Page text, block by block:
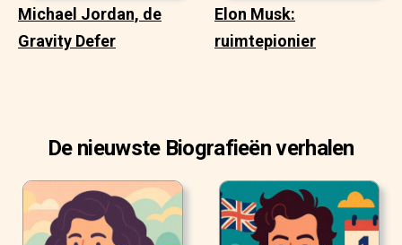
Michael Jordan, de
Gravity Defer
Elon Musk:
ruimtepionier
De nieuwste Biografieën verhalen